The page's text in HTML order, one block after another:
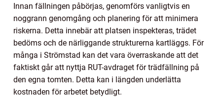
Innan fällningen påbörjas, genomförs vanligtvis en
noggrann genomgång och planering för att minimera
riskerna. Detta innebär att platsen inspekteras, trädet
bedöms och de närliggande strukturerna kartläggs. För
många i Strömstad kan det vara överraskande att det
faktiskt går att nyttja RUT-avdraget för trädfällning på
den egna tomten. Detta kan i längden underlätta
kostnaden för arbetet betydligt.